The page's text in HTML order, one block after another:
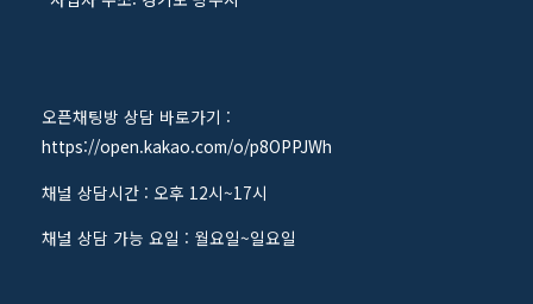
오픈채팅방 상담 바로가기 :
https://open.kakao.com/o/p8OPPJWh
채널 상담시간 : 오후 12시~17시
채널 상담 가능 요일 : 월요일~일요일